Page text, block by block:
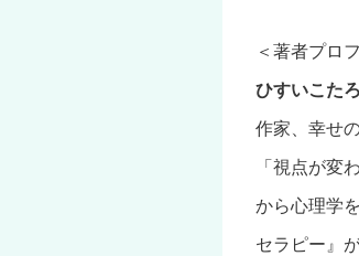
＜著者プロ
ひすいこた
作家、幸せ
「視点が変
から心理学
セラピー』